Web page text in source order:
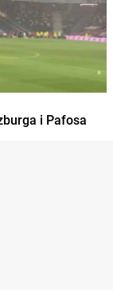
i Pafosa